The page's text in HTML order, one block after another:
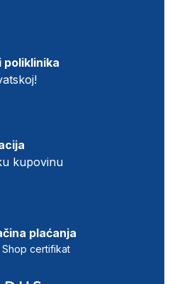
poliklinika
kupovinu
plaćanja
certifikat